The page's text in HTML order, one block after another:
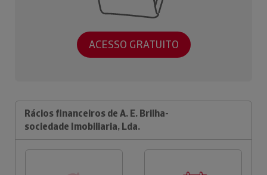
ACESSO GRATUITO
Rácios financeiros de A. E. Brilha-
sociedade Imobiliaria, Lda.